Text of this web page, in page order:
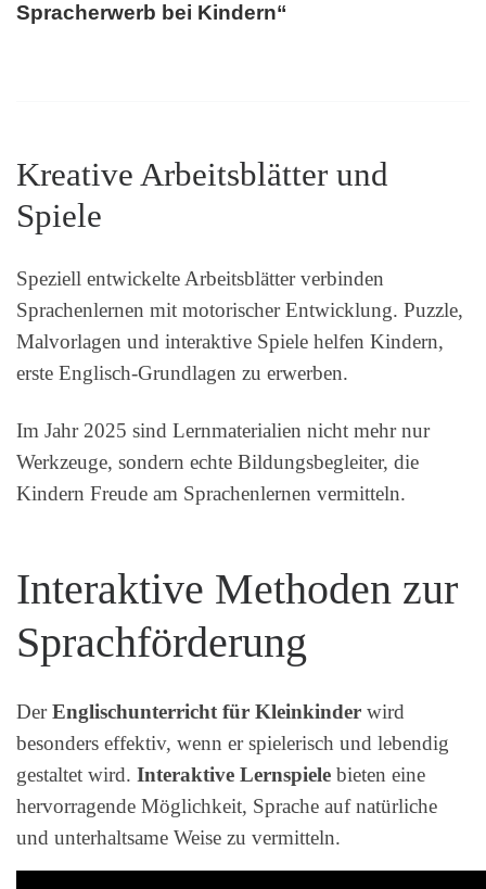
Spracherwerb bei Kindern“
Kreative Arbeitsblätter und
Spiele
Speziell entwickelte Arbeitsblätter verbinden
Sprachenlernen mit motorischer Entwicklung. Puzzle,
Malvorlagen und interaktive Spiele helfen Kindern,
erste Englisch-Grundlagen zu erwerben.
Im Jahr 2025 sind Lernmaterialien nicht mehr nur
Werkzeuge, sondern echte Bildungsbegleiter, die
Kindern Freude am Sprachenlernen vermitteln.
Interaktive Methoden zur
Sprachförderung
DerEnglischunterricht für Kleinkinder wird
besonders effektiv, wenn er spielerisch und lebendig
gestaltet wird. Interaktive Lernspiele bieten eine
hervorragende Möglichkeit, Sprache auf natürliche
und unterhaltsame Weise zu vermitteln.